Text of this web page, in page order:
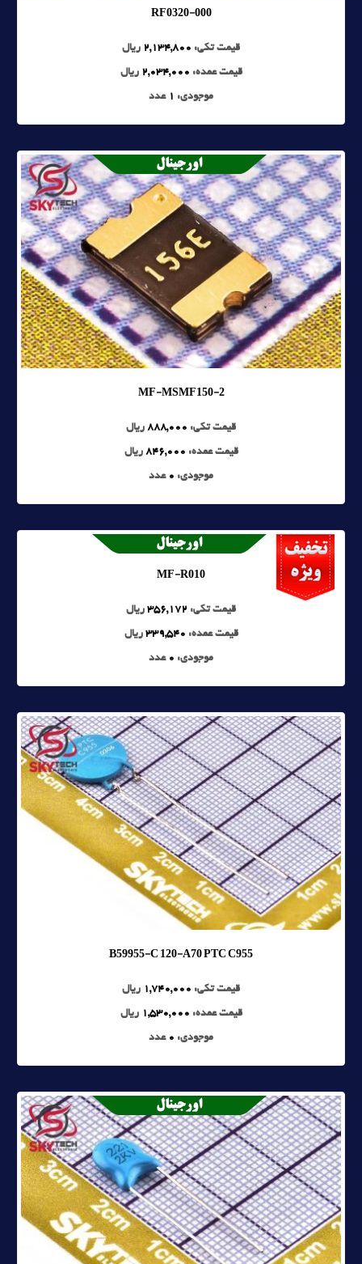
RF0320-000
قیمت تکی: 2,134,800 ریال
قیمت عمده: 2,034,000 ریال
موجودی: 1 عدد
MF-MSMF150-2
قیمت تکی: 888,000 ریال
قیمت عمده: 846,000 ریال
موجودی: 0 عدد
MF-R010
قیمت تکی: 356,172 ریال
قیمت عمده: 339,540 ریال
موجودی: 0 عدد
B59955-C 120-A70 PTC C955
قیمت تکی: 1,740,000 ریال
قیمت عمده: 1,530,000 ریال
موجودی: 0 عدد